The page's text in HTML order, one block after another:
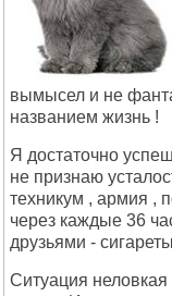
вымысел и не
названием жизнь !
Я достаточно
не признаю
техникум , армия ,
через каждые 36
друзьями -
Ситуация